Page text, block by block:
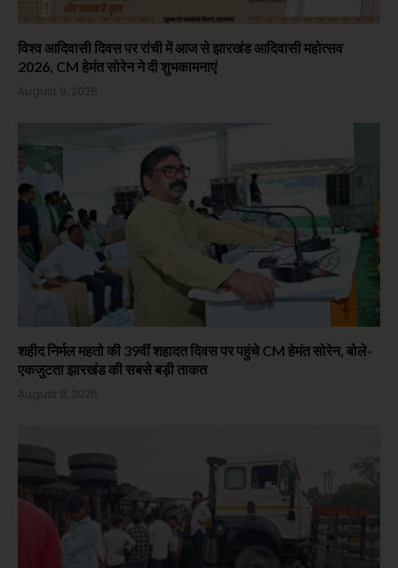
विश्व आदिवासी दिवस पर रांची में आज से झारखंड आदिवासी महोत्सव
2026, CM हेमंत सोरेन ने दी शुभकामनाएं
August 9, 2026
शहीद निर्मल महतो की 39वीं शहादत दिवस पर पहुंचे CM हेमंत सोरेन, बोले-
एकजुटता झारखंड की सबसे बड़ी ताकत
August 8, 2026